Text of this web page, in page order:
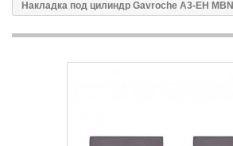
Накладка под цилиндр Gavroche А3-EH